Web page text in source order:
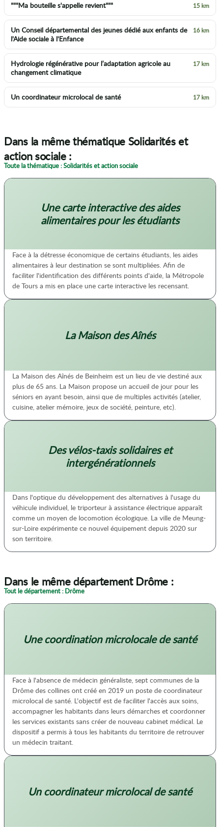
"""Ma bouteille s'appelle revient""" 15 km
Un Conseil départemental des jeunes dédié aux enfants de
l'Aide sociale à l'Enfance
16 km
Hydrologie régénérative pour l’adaptation agricole au
changement climatique
17 km
Un coordinateur microlocal de santé 17 km
Dans la même thématique Solidarités et
action sociale :
Toute la thématique : Solidarités et action sociale
Une carte interactive des aides
alimentaires pour les étudiants
Face à la détresse économique de certains étudiants, les aides
alimentaires à leur destination se sont multipliées. Afin de
faciliter l'identification des différents points d'aide, la Métropole
de Tours a mis en place une carte interactive les recensant.
La Maison des Aînés
La Maison des Aînés de Beinheim est un lieu de vie destiné aux
plus de 65 ans. La Maison propose un accueil de jour pour les
séniors en ayant besoin, ainsi que de multiples activités (atelier,
cuisine, atelier mémoire, jeux de société, peinture, etc).
Des vélos-taxis solidaires et
intergénérationnels
Dans l'optique du développement des alternatives à l'usage du
véhicule individuel, le triporteur à assistance électrique apparaît
comme un moyen de locomotion écologique. La ville de Meung-
sur-Loire expérimente ce nouvel équipement depuis 2020 sur
son territoire.
Dans le même département Drôme :
Tout le département : Drôme
Une coordination microlocale de santé
Face à l'absence de médecin généraliste, sept communes de la
Drôme des collines ont créé en 2019 un poste de coordinateur
microlocal de santé. L'objectif est de faciliter l'accès aux soins,
accompagner les habitants dans leurs démarches et coordonner
les services existants sans créer de nouveau cabinet médical. Le
dispositif a permis à tous les habitants du territoire de retrouver
un médecin traitant.
Un coordinateur microlocal de santé